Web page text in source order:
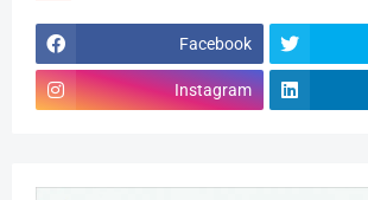
Facebook
Instagram